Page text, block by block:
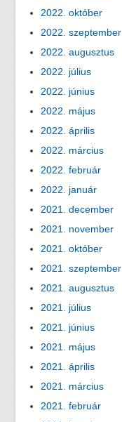
2022. október
2022. szeptember
2022. augusztus
2022. július
2022. június
2022. május
2022. április
2022. március
2022. február
2022. január
2021. december
2021. november
2021. október
2021. szeptember
2021. augusztus
2021. július
2021. június
2021. május
2021. április
2021. március
2021. február